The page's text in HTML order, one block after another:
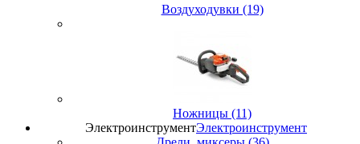
Воздуходувки (19)
Ножницы (11)
ЭлектроинструментЭлектроинструмент